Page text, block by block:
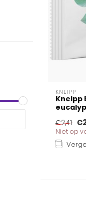
KNEIPP
Kneipp
€2,41
Niet op